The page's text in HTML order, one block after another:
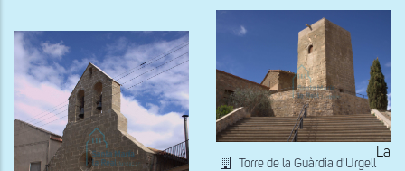
Torre de la Guàrdia d'Urgell
La